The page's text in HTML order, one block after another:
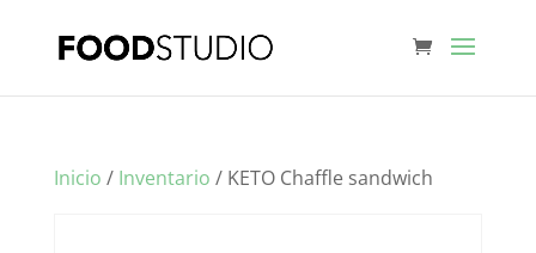
Inicio / Inventario / KETO Chaffle sandwich